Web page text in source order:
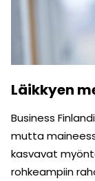
Läikkyen
Business
mutta
kasvavat
rohkeampiin